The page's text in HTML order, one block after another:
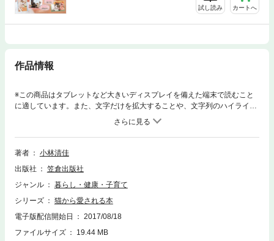
試し読み カートへ
作品情報
※この商品はタブレットなど大きいディスプレイを備えた端末で読むこと
に適しています。また、文字だけを拡大することや、文字列のハイライ
ト、検索、辞書の参照、引用などの機能が使用できません。もっともっと
猫から好きになってもらうために……。優美な肢体と気まぐれな性格で私
たちを魅了する猫。彼らのキモチから健康方法、人との関わりの歴史ま
で、猫のすべてがわかる本です。鳴き声やしぐさだけでなく、愛猫の健康
てもらいたい内容が満載です。【ご利用前に必ずお読みください】■誌面
内の目次やページ表記などは紙版のものです。一部の記事は、電子版では
載順序が違うページなどがある場合がございます。■電子版からは応募で
きないプレゼントやアンケート、クーポンなどがございます。以上をご理
著者
小林清佳
出版社
笠倉出版社
ジャンル
暮らし・健康・子育て
シリーズ
猫から愛される本
電子版配信開始日
2017/08/18
ファイルサイズ
19.44 MB